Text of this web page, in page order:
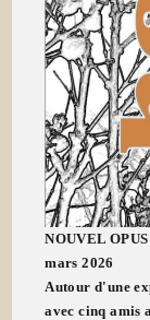
NOUVEL
mars 2026
Autour d'une
avec cinq amis